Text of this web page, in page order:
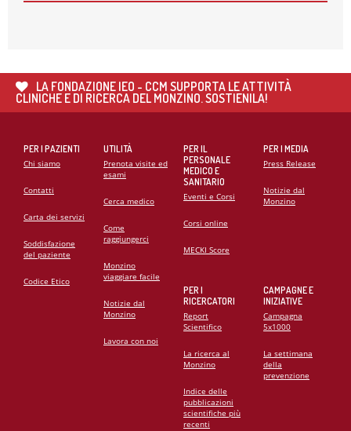
PROF. GIANFRANCO SINAGRA AL CONGRESSO
CARDIO MONZINO 2025
LA FONDAZIONE IEO - CCM SUPPORTA LE ATTIVITÀ
CLINICHE E DI RICERCA DEL MONZINO. SOSTIENILA!
PER I PAZIENTI
Chi siamo
Contatti
Carta dei servizi
Soddisfazione
del paziente
Codice Etico
UTILITÀ
Prenota visite ed
esami
Cerca medico
Come
raggiungerci
Monzino
viaggiare facile
Notizie dal
Monzino
Lavora con noi
PER IL
PERSONALE
MEDICO E
SANITARIO
Eventi e Corsi
Corsi online
MECKI Score
PER I
RICERCATORI
Report
Scientifico
La ricerca al
Monzino
Indice delle
pubblicazioni
scientifiche più
recenti
PER I MEDIA
Press Release
Notizie dal
Monzino
CAMPAGNE E
INIZIATIVE
Campagna
5x1000
La settimana
della
prevenzione